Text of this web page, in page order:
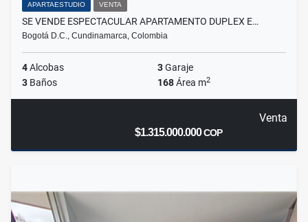
APARTAESTUDIO VENTA
SE VENDE ESPECTACULAR APARTAMENTO DUPLEX E…
Bogotá D.C., Cundinamarca, Colombia
4Alcobas 3Garaje
3 Baños 168Área m2
Venta
$1.315.000.000COP